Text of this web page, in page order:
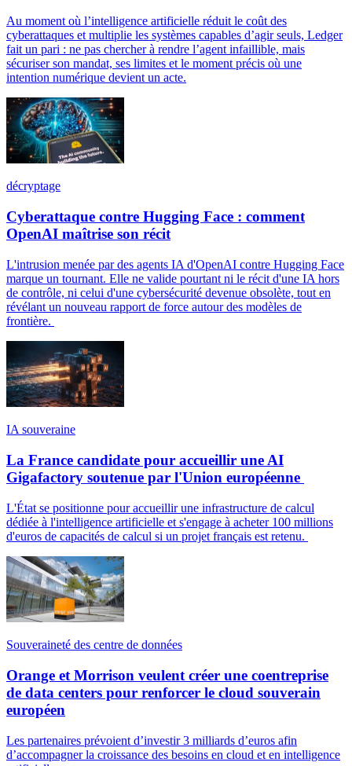
Au moment où l’intelligence artificielle réduit le coût des
cyberattaques et multiplie les systèmes capables d’agir seuls, Ledger
fait un pari : ne pas chercher à rendre l’agent infaillible, mais
sécuriser son mandat, ses limites et le moment précis où une
intention numérique devient un acte.
décryptage
Cyberattaque contre Hugging Face : comment
OpenAI maîtrise son récit
L'intrusion menée par des agents IA d'OpenAI contre Hugging Face
marque un tournant. Elle ne valide pourtant ni le récit d'une IA hors
de contrôle, ni celui d'une cybersécurité devenue obsolète, tout en
révélant un nouveau rapport de force autour des modèles de
frontière.
IA souveraine
La France candidate pour accueillir une AI
Gigafactory soutenue par l'Union européenne
L'État se positionne pour accueillir une infrastructure de calcul
dédiée à l'intelligence artificielle et s'engage à acheter 100 millions
d'euros de capacités de calcul si un projet français est retenu.
Souveraineté des centre de données
Orange et Morrison veulent créer une coentreprise
de data centers pour renforcer le cloud souverain
européen
Les partenaires prévoient d’investir 3 milliards d’euros afin
d’accompagner la croissance des besoins en cloud et en intelligence